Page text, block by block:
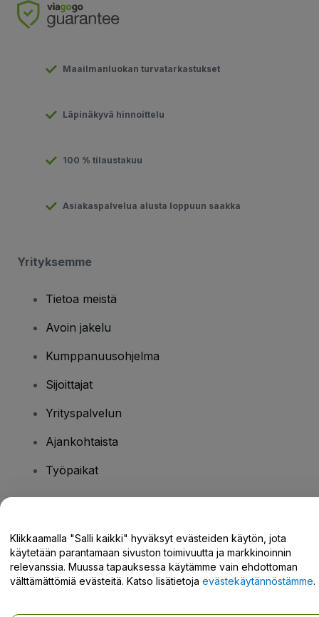
Maailmanluokan turvatarkastukset
Läpinäkyvä hinnoittelu
100 % tilaustakuu
Asiakaspalvelua alusta loppuun saakka
Yrityksemme
Tietoa meistä
Avoin jakelu
Kumppanuusohjelma
Sijoittajat
Yrityspalvelun
Ajankohtaista
Työpaikat
Tukikeskus / Ota meihin yhteyttä
Klikkaamalla "Salli kaikki" hyväksyt evästeiden käytön, jota
käytetään parantamaan sivuston toimivuutta ja markkinoinnin
relevanssia. Muussa tapauksessa käytämme vain ehdottoman
välttämättömiä evästeitä. Katso lisätietoja evästekäytännöstämme.